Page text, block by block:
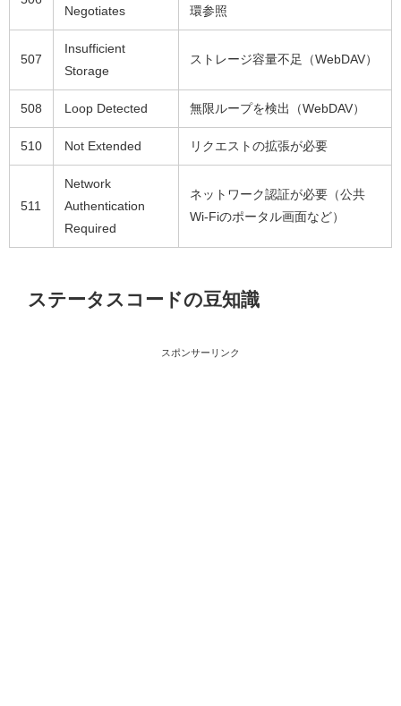
Negotiates
環参照
507
Insufficient
Storage
ストレージ容量不足（WebDAV）
508 Loop Detected 無限ループを検出（WebDAV）
510 Not Extended リクエストの拡張が必要
511
Network
Authentication
Required
ネットワーク認証が必要（公共
Wi-Fiのポータル画面など）
ステータスコードの豆知識
スポンサーリンク